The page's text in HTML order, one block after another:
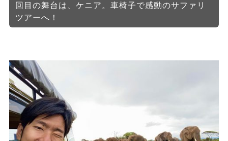
回目の舞台は、ケニア。車椅子で感動のサファリ
ツアーへ！